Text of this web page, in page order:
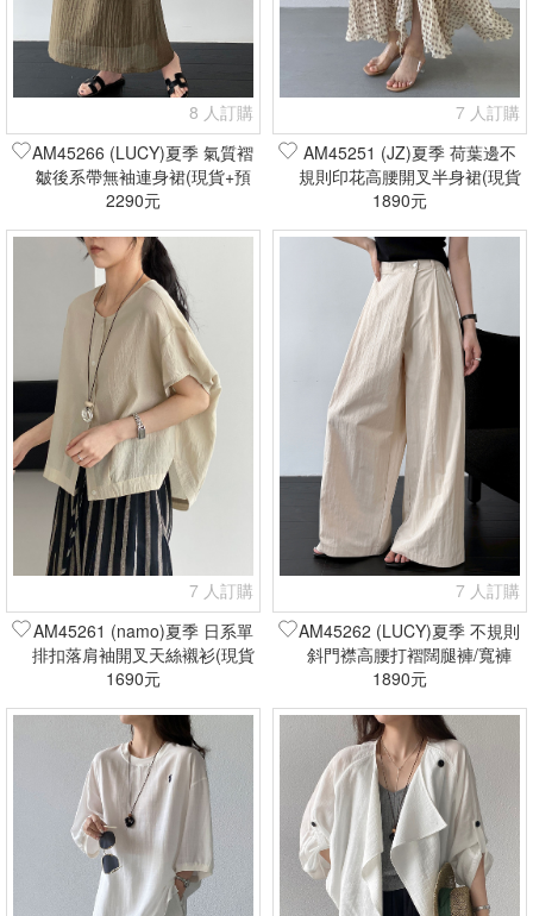
8 人訂購
AM45266 (LUCY)夏季 氣質褶
皺後系帶無袖連身裙(現貨+預
購)
2290元
7 人訂購
AM45251 (JZ)夏季 荷葉邊不
規則印花高腰開叉半身裙(現貨
+預購)
1890元
7 人訂購
AM45261 (namo)夏季 日系單
排扣落肩袖開叉天絲襯衫(現貨
+預購)
1690元
7 人訂購
AM45262 (LUCY)夏季 不規則
斜門襟高腰打褶闊腿褲/寬褲
(現貨+預購)
1890元